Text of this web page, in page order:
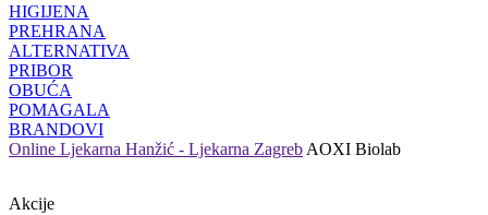
HIGIJENA
PREHRANA
ALTERNATIVA
PRIBOR
OBUĆA
POMAGALA
BRANDOVI
Online Ljekarna Hanžić - Ljekarna Zagreb AOXI Biolab
Akcije